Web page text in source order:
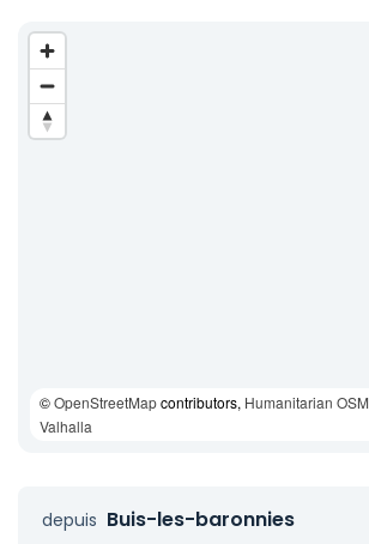
©OpenStreetMapcontributors, Humanitarian OSM
Valhalla
depuis Buis-les-baronnies